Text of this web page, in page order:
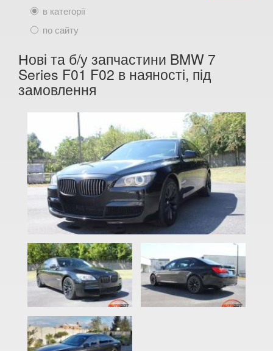
1 Series E81
1 Series E87
1 Series E88
1 Series F20
1 Series F21
1 Series F40
M1 F40
2 Series F22
2 Series F23
2 Series F45
2 Series F46
M2 F87
2 Series F44 Gran Coupe
в категорії
по сайту
Нові та б/у запчастини BMW 7
Series F01 F02 в наяності, під
замовлення